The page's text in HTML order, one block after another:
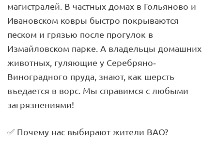
магистралей. В частных домах в Гольяново и
Ивановском ковры быстро покрываются
песком и грязью после прогулок в
Измайловском парке. А владельцы домашних
животных, гуляющие у Серебряно-
Виноградного пруда, знают, как шерсть
въедается в ворс. Мы справимся с любыми
загрязнениями!
✅ Почему нас выбирают жители ВАО?